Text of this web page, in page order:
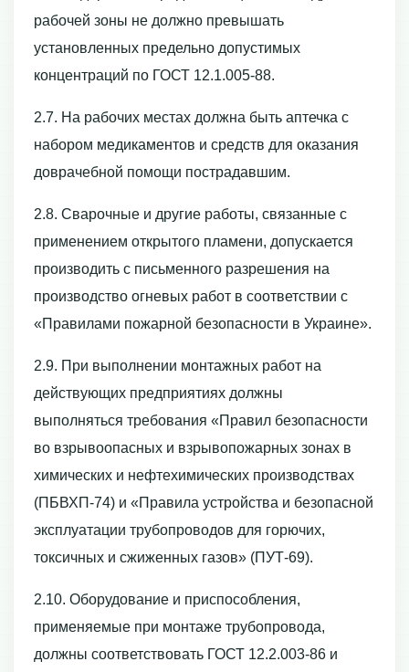
рабочей зоны не должно превышать
установленных предельно допустимых
концентраций по ГОСТ 12.1.005-88.
2.7. На рабочих местах должна быть аптечка с
набором медикаментов и средств для оказания
доврачебной помощи пострадавшим.
2.8. Сварочные и другие работы, связанные с
применением открытого пламени, допускается
производить с письменного разрешения на
производство огневых работ в соответствии с
«Правилами пожарной безопасности в Украине».
2.9. При выполнении монтажных работ на
действующих предприятиях должны
выполняться требования «Правил безопасности
во взрывоопасных и взрывопожарных зонах в
химических и нефтехимических производствах
(ПБВХП-74) и «Правила устройства и безопасной
эксплуатации трубопроводов для горючих,
токсичных и сжиженных газов» (ПУТ-69).
2.10. Оборудование и приспособления,
применяемые при монтаже трубопровода,
должны соответствовать ГОСТ 12.2.003-86 и